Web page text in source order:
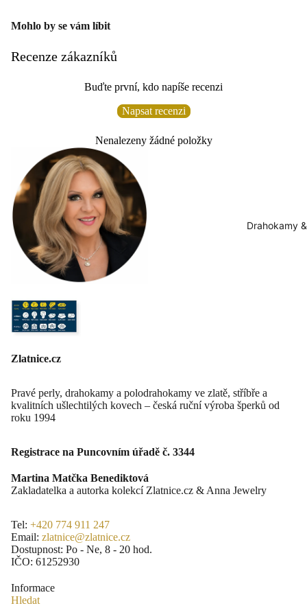
Drahokamy
Mohlo by se vám líbit
Recenze zákazníků
Buďte první, kdo napíše recenzi
Napsat recenzi
Nenalezeny žádné položky
Zlatnice.cz
Pravé perly, drahokamy a polodrahokamy ve zlatě, stříbře a
kvalitních ušlechtilých kovech – česká ruční výroba šperků od
roku 1994
Registrace na Puncovním úřadě č. 3344
Martina Matčka Benediktová
Zakladatelka a autorka kolekcí Zlatnice.cz & Anna Jewelry
Tel: +420 774 911 247
Email: zlatnice@zlatnice.cz
Dostupnost: Po - Ne, 8 - 20 hod.
IČO: 61252930
Informace
Hledat